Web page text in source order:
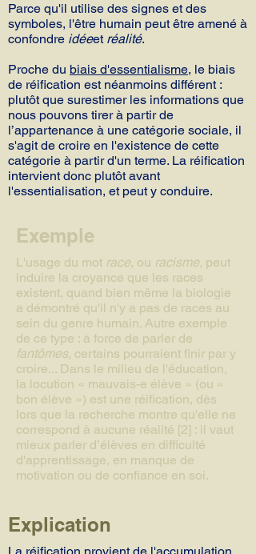
Parce qu'il utilise des signes et des
symboles, l'être humain peut être amené à
confondre idéeet réalité.
Proche du biais d'essentialisme, le biais
de réification est néanmoins différent :
plutôt que surestimer les informations que
nous pouvons tirer à partir de
l’appartenance à une catégorie sociale, il
s'agit de croire en l'existence de cette
catégorie à partir d'un terme. La réification
intervient donc plutôt avant
l'essentialisation, et peut y conduire.
Exemple
L'usage du mot race, ou racisme, peut
induire la croyance que les races
existent, quand bien même la biologie
a démontré qu'il n'y a pas de races au
sein du genre humain. Autre exemple
de ce type : à force de parler de
fantômes, certains pourraient finir par y
croire... Dans le milieu de l'éducation,
la locution « mauvais-e élève » (ou «
bon élève ») est une réification, dès
lors que la recherche montre qu'elle ne
correspond à aucune réalité [2] : il vaut
mieux parler d’élèves en difficulté
d'apprentissage, en manque de
motivation ou de confiance en soi.
Explication